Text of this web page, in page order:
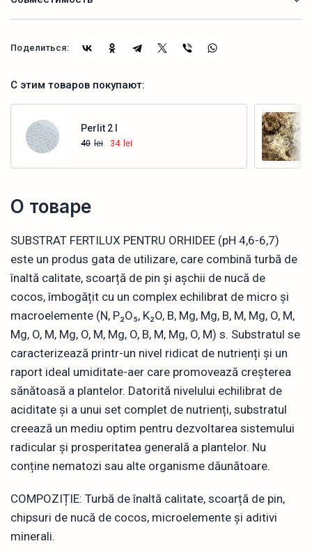
Поделиться:
С этим товаров покупают:
Perlit 2 l
40 lei 34 lei
Купить
О товаре
SUBSTRAT FERTILUX PENTRU ORHIDEE (pH 4,6-6,7)
este un produs gata de utilizare, care combină turbă de
înaltă calitate, scoarță de pin și așchii de nucă de
cocos, îmbogățit cu un complex echilibrat de micro și
macroelemente (N, P₂O₅, K₂O, B, Mg, Mg, B, M, Mg, O, M,
Mg, O, M, Mg, O, M, Mg, O, B, M, Mg, O, M) s. Substratul se
caracterizează printr-un nivel ridicat de nutrienți și un
raport ideal umiditate-aer care promovează creșterea
sănătoasă a plantelor. Datorită nivelului echilibrat de
aciditate și a unui set complet de nutrienți, substratul
creează un mediu optim pentru dezvoltarea sistemului
radicular și prosperitatea generală a plantelor. Nu
conține nematozi sau alte organisme dăunătoare.
COMPOZIȚIE: Turbă de înaltă calitate, scoarță de pin,
chipsuri de nucă de cocos, microelemente și aditivi
minerali.